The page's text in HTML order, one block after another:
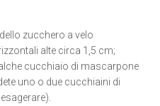
zucchero a velo
alte circa 1,5 cm;
cucchiaio di mascarpone
uno o due cucchiaini di